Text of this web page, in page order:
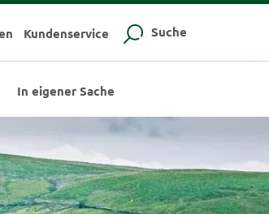
Kundenservice Suche
In eigener Sache